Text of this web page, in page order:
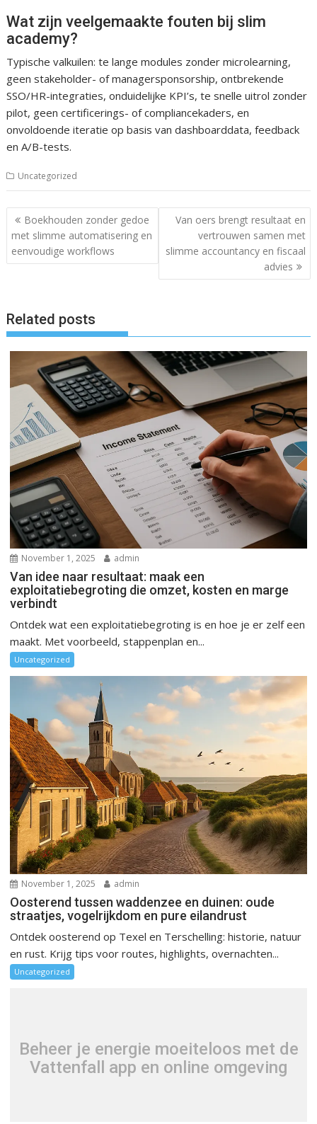
Wat zijn veelgemaakte fouten bij slim
academy?
Typische valkuilen: te lange modules zonder microlearning,
geen stakeholder- of managersponsorship, ontbrekende
SSO/HR-integraties, onduidelijke KPI’s, te snelle uitrol zonder
pilot, geen certificerings- of compliancekaders, en
onvoldoende iteratie op basis van dashboarddata, feedback
en A/B-tests.
Uncategorized
Post
navigation
Boekhouden zonder gedoe
met slimme automatisering en
eenvoudige workflows
Van oers brengt resultaat en
vertrouwen samen met
slimme accountancy en fiscaal
advies
Related posts
November 1, 2025 admin
Van idee naar resultaat: maak een
exploitatiebegroting die omzet, kosten en marge
verbindt
Ontdek wat een exploitatiebegroting is en hoe je er zelf een
maakt. Met voorbeeld, stappenplan en...
Uncategorized
November 1, 2025 admin
Oosterend tussen waddenzee en duinen: oude
straatjes, vogelrijkdom en pure eilandrust
Ontdek oosterend op Texel en Terschelling: historie, natuur
en rust. Krijg tips voor routes, highlights, overnachten...
Uncategorized
Beheer je energie moeiteloos met de
Vattenfall app en online omgeving